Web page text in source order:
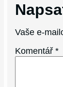
Vaše e-
Komentář*